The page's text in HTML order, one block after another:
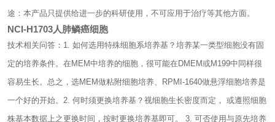
途： 本产品只提供给进一步的科研使用，不可应用于治疗等其他方面。
NCI-H1703人肺鳞癌细胞
技术相关问答： 1. 如何选用特殊细胞系培养基？培养某一类型细胞没有固
定的培养条件。在MEM中培养的细胞，很可能在DMEM或M199中同样很
容易生长。总之，选MEM做粘附细胞培养、RPMI-1640做悬浮细胞培养是
一个好的开始。2. 何时须更换培养基？视细胞生长密度而定， 或遵照细胞
株基本数据上之更换时间，按时更换培养基即可。 3. 可否使用与原先培养